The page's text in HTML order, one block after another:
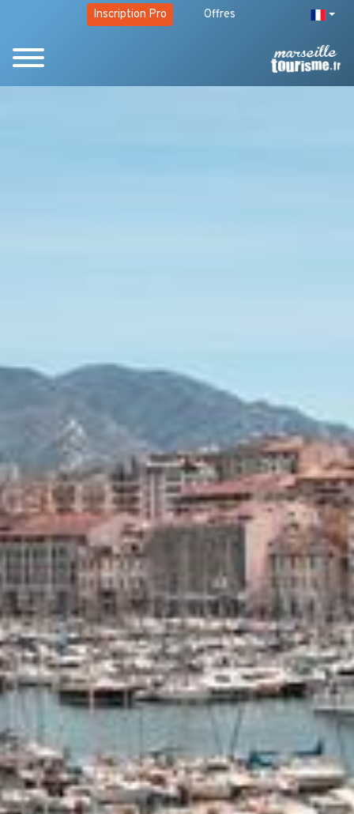
Inscription Pro Offres